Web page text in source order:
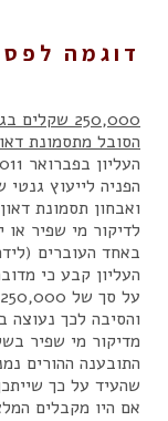
דוגמה
250,000 שקלים
הסובל מתסמונת
הפניה לייעוץ
ואבחון תסמונת
לדיקור מי שפיר
באחד העוברים
העליון קבע כי
והסיבה לכך נעוצה
מדיקור מי שפיר
התובענה ההורים
שהעיד על כך
אם היו מקבלים